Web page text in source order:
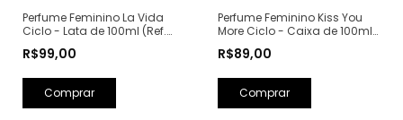
Perfume Feminino La Vida
Ciclo - Lata de 100ml (Ref.
Lancôme)
R$99,00
Perfume Feminino Kiss You
More Ciclo - Caixa de 100ml
Laurent)
R$89,00